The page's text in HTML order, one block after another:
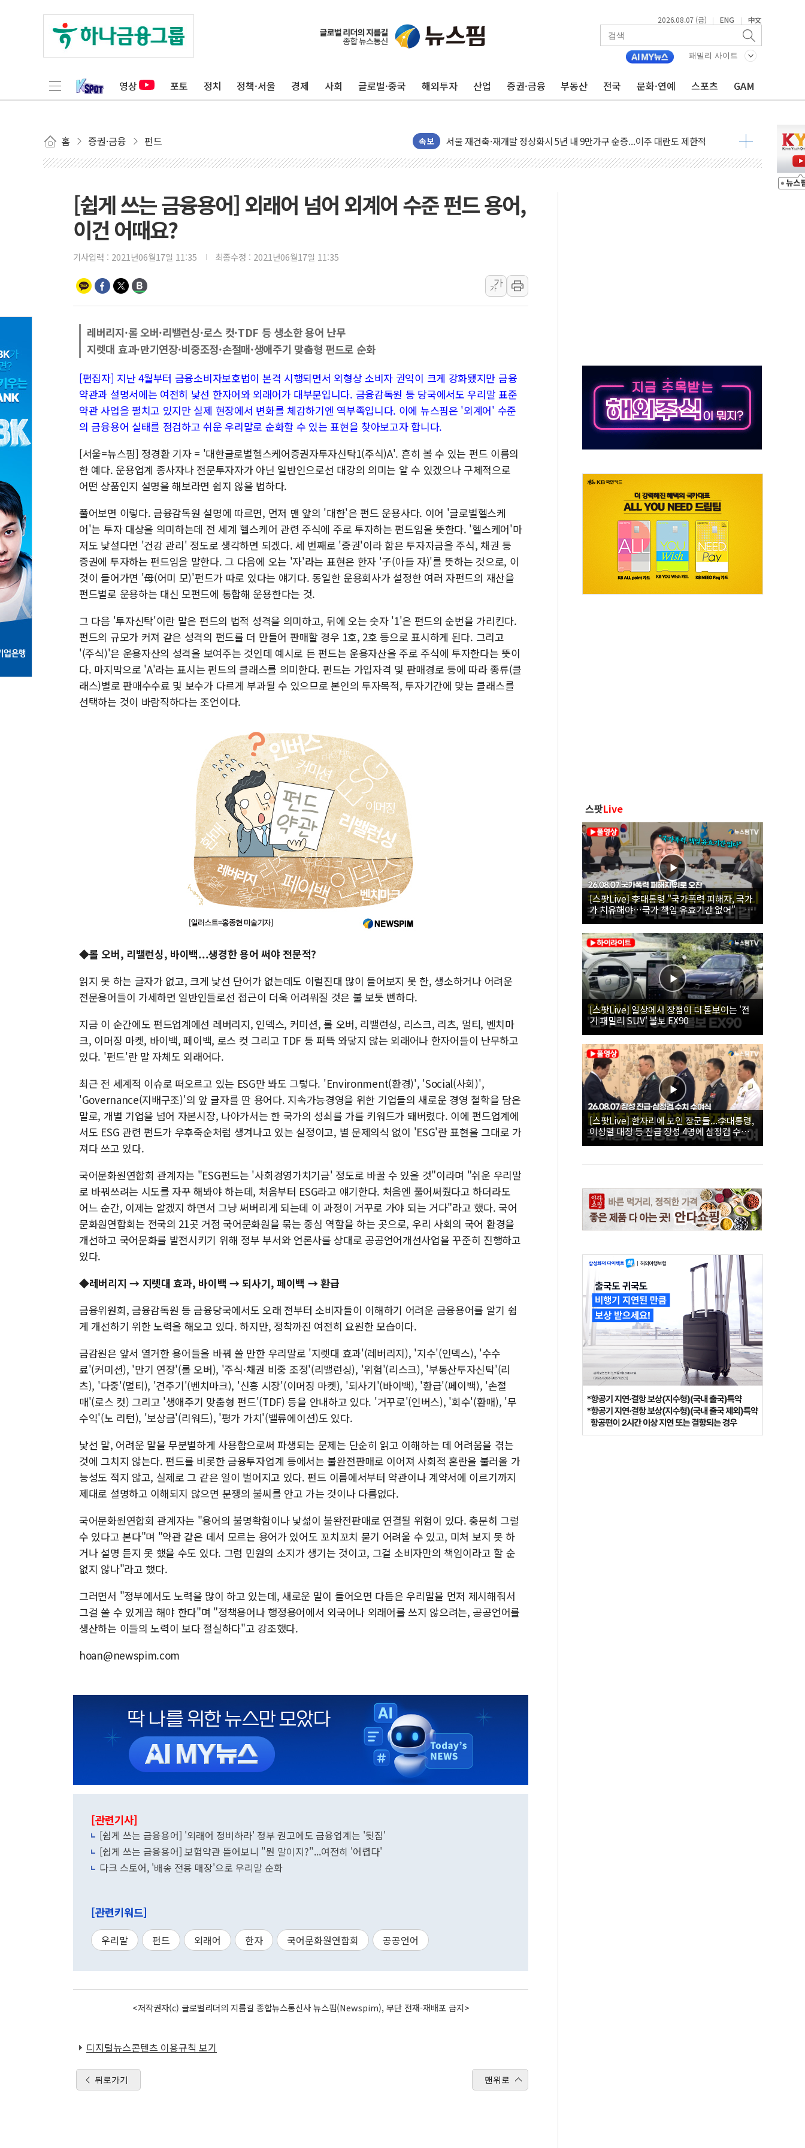
2026.08.07 (금) | ENG | 中文
패밀리 사이트
영상 포토 정치 정책·서울 경제 사회 글로벌·중국 해외투자 산업 증권·금융 부동산 전국 문화·연예 스포츠 GAM
홈 증권·금융 펀드 속보
컴투스 '제우스: 오만의 신' 26일 출시, 유저의 캐릭터가 AI로 플레이한다
네이버 클립, 시청 만으로 혜택 얻는 피드코인 이벤트 진행
[인사] 공정거래위원회
KDB생명 본입찰 3파전…한화·흥국·한투 참여
카카오, 2026년 임금협약 타결…연봉 6.3% 인상
현대카드, 박재범·실리카겔 등 8~9월 공연 라인업 공개
"호남 없이 민주 당권 없다"...송영길·정청래·김민석, 호남 경선 앞두고 총력전
SK하이닉스, 주주환원 속도…"3분기 추가 방안 발표"
준공업지역 용적률 400% 적용하니…재건축보다 재개발 사업성 개선↑
현대해상, 유튜브 양육 콘텐츠 '소셜아이어워드' 대상 수상
[컨콜] 롯데케미칼, "LPG 투입 비중 37%…하반기 확대 추진"
대형 저축은행 4%대 예금 사라진다, OK·애큐온·페퍼만 남아
[쉽게 쓰는 금융용어] 외래어 넘어 외계어 수준 펀드 용어,
이건 어때요?
기사입력 : 2021년06월17일 11:35 최종수정 : 2021년06월17일 11:35
가
가
레버리지·롤 오버·리밸런싱·로스 컷·TDF 등 생소한 용어 난무
지렛대 효과·만기연장·비중조정·손절매·생애주기 맞춤형 펀드로 순화
[편집자] 지난 4월부터 금융소비자보호법이 본격 시행되면서 외형상 소비자 권익이 크게 강화됐지만 금융
약관과 설명서에는 여전히 낯선 한자어와 외래어가 대부분입니다. 금융감독원 등 당국에서도 우리말 표준
약관 사업을 펼치고 있지만 실제 현장에서 변화를 체감하기엔 역부족입니다. 이에 뉴스핌은 '외계어' 수준
의 금융용어 실태를 점검하고 쉬운 우리말로 순화할 수 있는 표현을 찾아보고자 합니다.
[서울=뉴스핌] 정경환 기자 = '대한글로벌헬스케어증권자투자신탁1(주식)A'. 흔히 볼 수 있는 펀드 이름의
한 예다. 운용업계 종사자나 전문투자자가 아닌 일반인으로선 대강의 의미는 알 수 있겠으나 구체적으로
어떤 상품인지 설명을 해보라면 쉽지 않을 법하다.
풀어보면 이렇다. 금융감독원 설명에 따르면, 먼저 맨 앞의 '대한'은 펀드 운용사다. 이어 '글로벌헬스케
어'는 투자 대상을 의미하는데 전 세계 헬스케어 관련 주식에 주로 투자하는 펀드임을 뜻한다. '헬스케어'마
저도 낯설다면 '건강 관리' 정도로 생각하면 되겠다. 세 번째로 '증권'이라 함은 투자자금을 주식, 채권 등
증권에 투자하는 펀드임을 말한다. 그 다음에 오는 '자'라는 표현은 한자 '子(아들 자)'를 뜻하는 것으로, 이
것이 들어가면 '母(어미 모)'펀드가 따로 있다는 얘기다. 동일한 운용회사가 설정한 여러 자펀드의 재산을
펀드별로 운용하는 대신 모펀드에 통합해 운용한다는 것.
그 다음 '투자신탁'이란 말은 펀드의 법적 성격을 의미하고, 뒤에 오는 숫자 '1'은 펀드의 순번을 가리킨다.
펀드의 규모가 커져 같은 성격의 펀드를 더 만들어 판매할 경우 1호, 2호 등으로 표시하게 된다. 그리고
'(주식)'은 운용자산의 성격을 보여주는 것인데 예시로 든 펀드는 운용자산을 주로 주식에 투자한다는 뜻이
다. 마지막으로 'A'라는 표시는 펀드의 클래스를 의미한다. 펀드는 가입자격 및 판매경로 등에 따라 종류(클
래스)별로 판매수수료 및 보수가 다르게 부과될 수 있으므로 본인의 투자목적, 투자기간에 맞는 클래스를
선택하는 것이 바람직하다는 조언이다.
◆롤 오버, 리밸런싱, 바이백...생경한 용어 써야 전문적?
읽지 못 하는 글자가 없고, 크게 낯선 단어가 없는데도 이럴진대 많이 들어보지 못 한, 생소하거나 어려운
전문용어들이 가세하면 일반인들로선 접근이 더욱 어려워질 것은 불 보듯 뻔하다.
지금 이 순간에도 펀드업계에선 레버리지, 인덱스, 커미션, 롤 오버, 리밸런싱, 리스크, 리츠, 멀티, 벤치마
크, 이머징 마켓, 바이백, 페이백, 로스 컷 그리고 TDF 등 퍼뜩 와닿지 않는 외래어나 한자어들이 난무하고
있다. '펀드'란 말 자체도 외래어다.
최근 전 세계적 이슈로 떠오르고 있는 ESG만 봐도 그렇다. 'Environment(환경)', 'Social(사회)',
'Governance(지배구조)'의 앞 글자를 딴 용어다. 지속가능경영을 위한 기업들의 새로운 경영 철학을 담은
말로, 개별 기업을 넘어 자본시장, 나아가서는 한 국가의 성쇠를 가를 키워드가 돼버렸다. 이에 펀드업계에
서도 ESG 관련 펀드가 우후죽순처럼 생겨나고 있는 실정이고, 별 문제의식 없이 'ESG'란 표현을 그대로 가
져다 쓰고 있다.
국어문화원연합회 관계자는 "ESG펀드는 '사회경영가치기금' 정도로 바꿀 수 있을 것"이라며 "쉬운 우리말
로 바꿔쓰려는 시도를 자꾸 해봐야 하는데, 처음부터 ESG라고 얘기한다. 처음엔 풀어써줬다고 하더라도
어느 순간, 이제는 알겠지 하면서 그냥 써버리게 되는데 이 과정이 거꾸로 가야 되는 거다"라고 했다. 국어
문화원연합회는 전국의 21곳 거점 국어문화원을 묶는 중심 역할을 하는 곳으로, 우리 사회의 국어 환경을
개선하고 국어문화를 발전시키기 위해 정부 부서와 언론사를 상대로 공공언어개선사업을 꾸준히 진행하고
있다.
◆레버리지 → 지렛대 효과, 바이백 → 되사기, 페이백 → 환급
금융위원회, 금융감독원 등 금융당국에서도 오래 전부터 소비자들이 이해하기 어려운 금융용어를 알기 쉽
게 개선하기 위한 노력을 해오고 있다. 하지만, 정착까진 여전히 요원한 모습이다.
금감원은 앞서 열거한 용어들을 바꿔 쓸 만한 우리말로 '지렛대 효과'(레버리지), '지수'(인덱스), '수수
료'(커미션), '만기 연장'(롤 오버), '주식·채권 비중 조정'(리밸런싱), '위험'(리스크), '부동산투자신탁'(리
츠), '다중'(멀티), '견주기'(벤치마크), '신흥 시장'(이머징 마켓), '되사기'(바이백), '환급'(페이백), '손절
매'(로스 컷) 그리고 '생애주기 맞춤형 펀드'(TDF) 등을 안내하고 있다. '거꾸로'(인버스), '회수'(환매), '무
수익'(노 리턴), '보상금'(리워드), '평가 가치'(밸류에이션)도 있다.
낯선 말, 어려운 말을 무분별하게 사용함으로써 파생되는 문제는 단순히 읽고 이해하는 데 어려움을 겪는
것에 그치지 않는다. 펀드를 비롯한 금융투자업계 등에서는 불완전판매로 이어져 사회적 혼란을 불러올 가
능성도 적지 않고, 실제로 그 같은 일이 벌어지고 있다. 펀드 이름에서부터 약관이나 계약서에 이르기까지
제대로 설명하고 이해되지 않으면 분쟁의 불씨를 안고 가는 것이나 다름없다.
국어문화원연합회 관계자는 "용어의 불명확함이나 낯섦이 불완전판매로 연결될 위험이 있다. 충분히 그럴
수 있다고 본다"며 "약관 같은 데서 모르는 용어가 있어도 꼬치꼬치 묻기 어려울 수 있고, 미처 보지 못 하
거나 설명 듣지 못 했을 수도 있다. 그럼 민원의 소지가 생기는 것이고, 그걸 소비자만의 책임이라고 할 순
없지 않나"라고 했다.
그러면서 "정부에서도 노력을 많이 하고 있는데, 새로운 말이 들어오면 다듬은 우리말을 먼저 제시해줘서
그걸 쓸 수 있게끔 해야 한다"며 "정책용어나 행정용어에서 외국어나 외래어를 쓰지 않으려는, 공공언어를
생산하는 이들의 노력이 보다 절실하다"고 강조했다.
hoan@newspim.com
[관련기사]
[쉽게 쓰는 금융용어] '외래어 정비하라' 정부 권고에도 금융업계는 '뒷짐'
[쉽게 쓰는 금융용어] 보험약관 뜯어보니 "뭔 말이지?"...여전히 '어렵다'
다크 스토어, '배송 전용 매장'으로 우리말 순화
[관련키워드]
우리말 펀드 외래어 한자 국어문화원연합회 공공언어
<저작권자(c) 글로벌리더의 지름길 종합뉴스통신사 뉴스핌(Newspim), 무단 전재-재배포 금지>
디지털뉴스콘텐츠 이용규칙 보기
뒤로가기 맨위로
스팟Live
[스팟Live] 李대통령 "국가폭력 피해자, 국가
가 치유해야…국가 책임 유효기간 없어"｜
26.08.07 국가폭력 피해자 위로 오찬
[스팟Live] 일상에서 장점이 더 돋보이는 '전
기 패밀리 SUV' 볼보 EX90
[스팟Live] 한자리에 모인 장군들...李대통령,
이상렬 대장 등 진급 장성 4명에 삼정검 수치
직접 수여｜26.08.07 장성 진급·삼정검 수치